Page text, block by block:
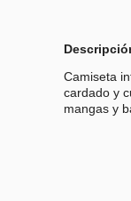
Camiseta
cardado y
mangas y